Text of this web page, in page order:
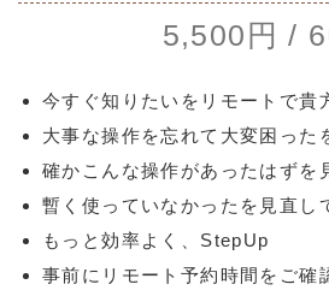
5,500円 /
今すぐ知りたいをリモートで貴
大事な操作を忘れて大変困った
確かこんな操作があったはずを
暫く使っていなかったを見直し
もっと効率よく、StepUp
事前にリモート予約時間をご確